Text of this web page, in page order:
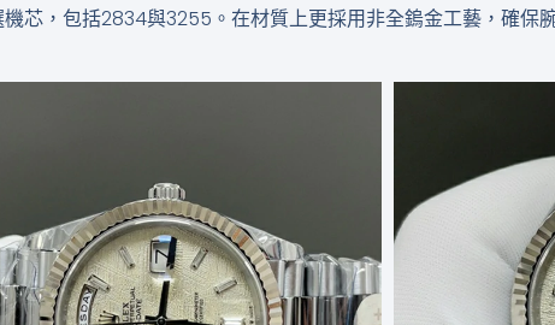
，包括2834與3255。在材質上更採用非全鎢金工藝，確保